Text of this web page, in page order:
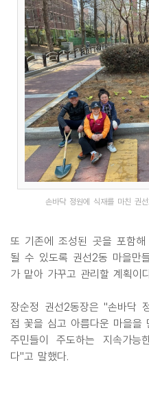
손바닥 정원에 식재를 마친 권
또 기존에 조성된 곳을 포함
될 수 있도록 권선2동 마을만
가 맡아 가꾸고 관리할 계획이
장순정 권선2동장은 "손바닥
접 꽃을 심고 아름다운 마을을
주민들이 주도하는 지속가
다"고 말했다.